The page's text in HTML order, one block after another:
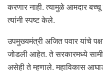
करणार नाही. त्यामुळे आमदार
त्यांनी स्पष्ट केले.
उपमुख्यमंत्री अजित पवार यांचे
जोडली आहेत. ते सरकारमध्ये
असेही ते म्हणाले. महाविकास